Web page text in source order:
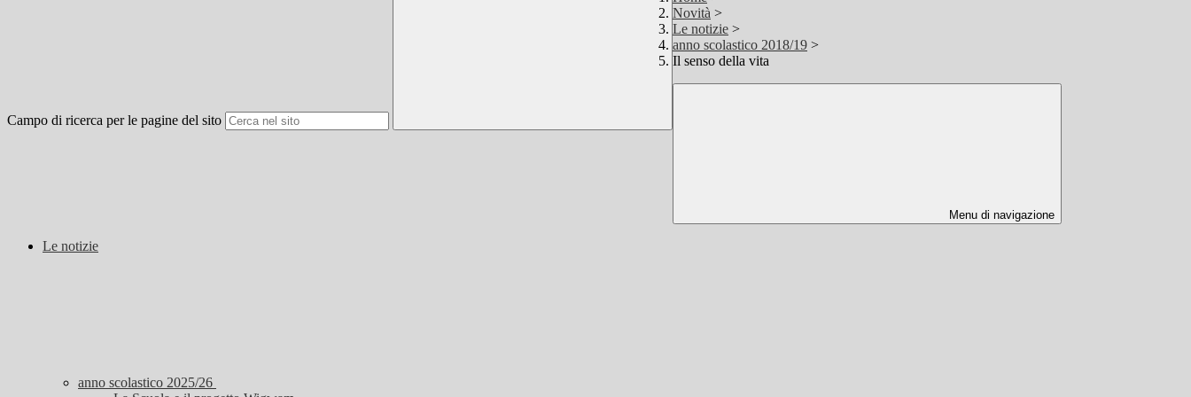
Campo di ricerca per le pagine del sito
Novità >
Le notizie >
anno scolastico 2018/19 >
Il senso della vita
Menu di navigazione
Le notizie
anno scolastico 2025/26